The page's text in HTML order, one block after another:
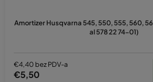
Amortizer Husqvarna 545, 550, 555, 560,
al 578 22 74-01)
€4,40 bez PDV-a
€5,50